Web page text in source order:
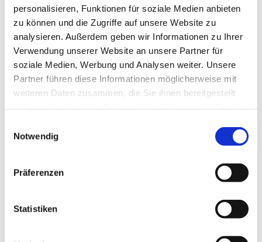
personalisieren, Funktionen für soziale Medien anbieten
zu können und die Zugriffe auf unsere Website zu
analysieren. Außerdem geben wir Informationen zu Ihrer
Verwendung unserer Website an unsere Partner für
soziale Medien, Werbung und Analysen weiter. Unsere
Partner führen diese Informationen möglicherweise mit
weiteren Daten zusammen, die Sie ihnen bereitgestellt
Notwendig
Präferenzen
Statistiken
Dies könnte Sie auch interessieren